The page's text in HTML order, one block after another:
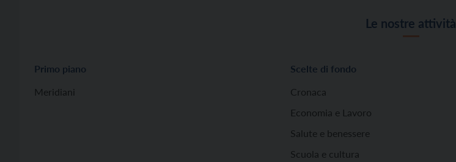
Le nostre attività
Primo piano
Meridiani
Scelte di fondo
Cronaca
Economia e Lavoro
Salute e benessere
Scuola e cultura